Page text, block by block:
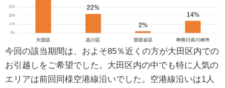
今回の該当期間は、およそ85％近くの方が大田区内での
お引越しをご希望でした。大田区内の中でも特に人気の
エリアは前回同様空港線沿いでした。空港線沿いは1人